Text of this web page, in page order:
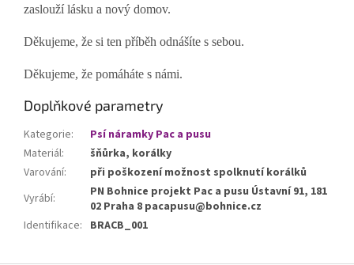
zaslouží lásku a nový domov.
Děkujeme, že si ten příběh odnášíte s sebou.
Děkujeme, že pomáháte s námi.
Doplňkové parametry
Kategorie:
Psí náramky Pac a pusu
Materiál:
šňůrka, korálky
Varování:
při poškození možnost spolknutí korálků
Vyrábí:
PN Bohnice projekt Pac a pusu Ústavní 91, 181
02 Praha 8 pacapusu@bohnice.cz
Identifikace: BRACB_001